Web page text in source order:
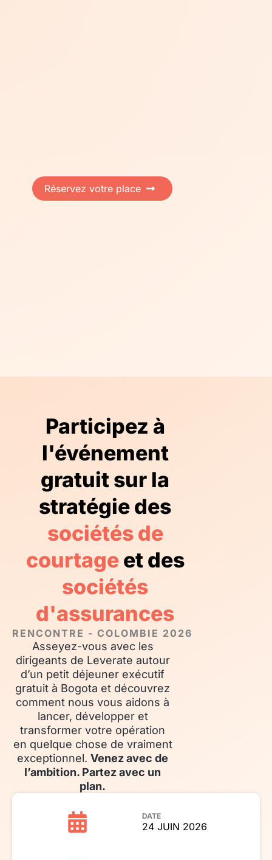
Réservez votre place
Participez à
l'événement
gratuit sur la
stratégie des
sociétés de
courtageet des
sociétés
d'assurances
RENCONTRE - COLOMBIE 2026
Asseyez-vous avec les
dirigeants de Leverate autour
d’un petit déjeuner exécutif
gratuit à Bogota et découvrez
comment nous vous aidons à
lancer, développer et
transformer votre opération
en quelque chose de vraiment
exceptionnel.Venez avec de
l’ambition. Partez avec un
plan.
DATE
24 JUIN 2026